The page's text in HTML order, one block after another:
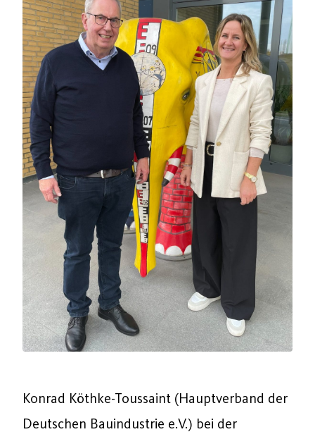
Konrad Köthke-Toussaint (Hauptverband der
Deutschen Bauindustrie e.V.) bei der